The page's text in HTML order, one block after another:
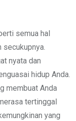
semua hal
secukupnya.
nyata dan
hidup Anda.
membuat Anda
tertinggal
yang